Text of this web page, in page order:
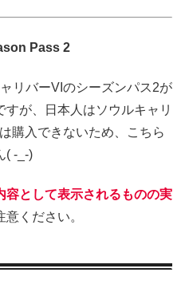
Pass 2
リバーVIのシーズンパス2が
が、日本人はソウルキャリ
購入できないため、こちら
( -_-)
容として表示されるものの実
意ください。